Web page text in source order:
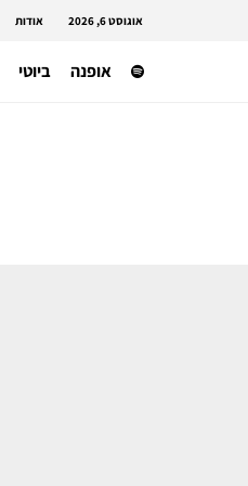
אוגוסט 6, 2026 אודות
אופנה ביוטי